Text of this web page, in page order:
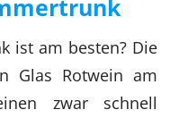
ist am besten? Die
Glas Rotwein am
zwar schnell